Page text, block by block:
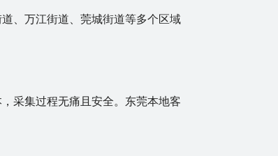
、万江街道、莞城街道等多个区域
采集过程无痛且安全。东莞本地客